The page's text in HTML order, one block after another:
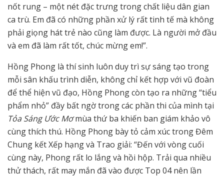
nốt rung – một nét đặc trưng trong chất liệu dân gian
ca trù. Em đã có những phần xử lý rất tinh tế mà không
phải giọng hát trẻ nào cũng làm được. Là người mở đầu
và em đã làm rất tốt, chúc mừng em!”.
Hồng Phong là thí sinh luôn duy trì sự sáng tạo trong
mỗi sân khấu trình diễn, không chỉ kết hợp với vũ đoàn
để thể hiện vũ đạo, Hồng Phong còn tạo ra những “tiểu
phẩm nhỏ” đầy bất ngờ trong các phần thi của mình tại
Tỏa Sáng Ước Mơmùa thứ ba khiến ban giám khảo vô
cùng thích thú. Hồng Phong bày tỏ cảm xúc trong Đêm
Chung kết Xếp hạng và Trao giải: “Đến với vòng cuối
cùng này, Phong rất lo lắng và hồi hộp. Trải qua nhiều
thử thách, rất may mắn đã vào được Top 04 nên lần